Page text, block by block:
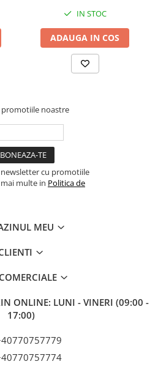
IN STOC
ADAUGA IN COS
noastre
cu promotiile
multe in Politica de
MEU
ONLINE: LUNI - VINERI (09:00 -
17:00)